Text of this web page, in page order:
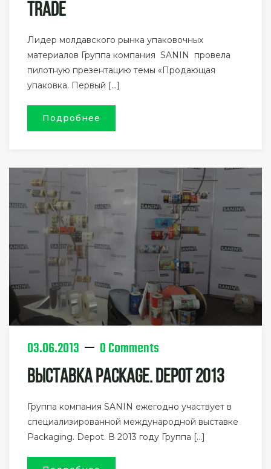
TRADE
Лидер молдавского рынка упаковочных
материалов Группа компания SANIN провела
пилотную презентацию темы «Продающая
упаковка. Первый […]
Подробнее
03.06.2013 0 Comments
Выставка Package. Depot 2013
Группа компания SANIN ежегодно участвует в
специализированной международной выставке
Packaging. Depot. В 2013 году Группа […]